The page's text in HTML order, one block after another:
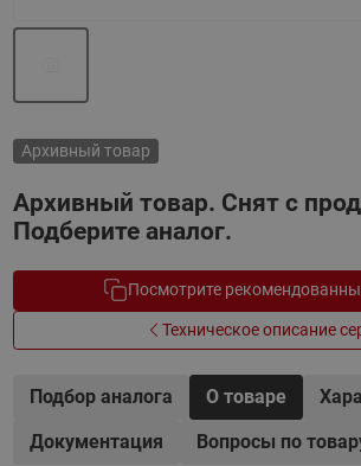
Архивный товар
Архивный товар. Снят с
Подберите аналог.
Посмотрите
Техническое описание
Подбор аналога О товаре
Документация
Вопросы по